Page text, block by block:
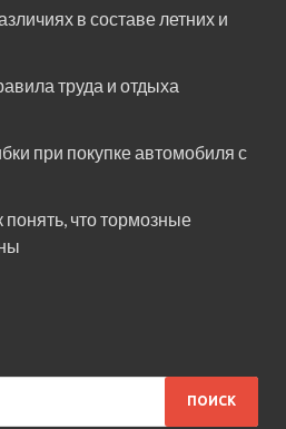
в составе летних и
труда и отдыха
при покупке автомобиля с
понять, что тормозные